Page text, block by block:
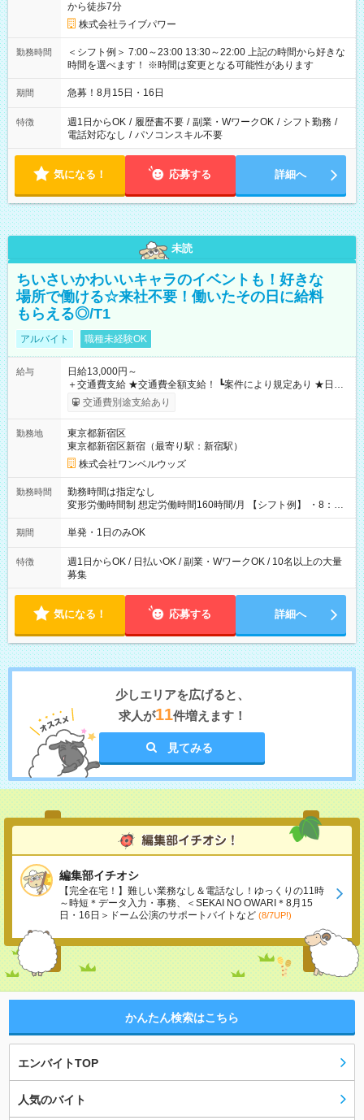
から徒歩7分
株式会社ライブパワー
勤務時間
＜シフト例＞ 7:00～23:00 13:30～22:00 上記の時間から好きな
時間を選べます！ ※時間は変更となる可能性があります
期間 急募！8月15日・16日
特徴 週1日からOK / 履歴書不要 / 副業・WワークOK / シフト勤務 /
電話対応なし / パソコンスキル不要
気になる！ 応募する 詳細へ
未読
ちいさいかわいいキャラのイベントも！好きな
場所で働ける☆来社不要！働いたその日に給料
もらえる◎/T1
アルバイト 職種未経験OK
給与
日給13,000円～
＋交通費支給 ★交通費全額支給！ ┗案件により規定あり ★日払
いOK！（規定あり） ┗働いたその日に現金GET♪ お仕事後はコ
ンビニATMから 日払い分を引き落とせます！ 【試用期間】試
交通費別途支給あり
勤務地
東京都新宿区
東京都新宿区新宿（最寄り駅：新宿駅）
株式会社ワンベルウッズ
勤務時間
勤務時間は指定なし
変形労働時間制 想定労働時間160時間/月 【シフト例】 ・8：00
～21：00
期間 単発・1日のみOK
特徴
週1日からOK / 日払いOK / 副業・WワークOK / 10名以上の大量
募集
気になる！ 応募する 詳細へ
少しエリアを広げると、
求人が11件増えます！
見てみる
編集部イチオシ
【完全在宅！】難しい業務なし＆電話なし！ゆっくりの11時
～時短＊データ入力・事務、＜SEKAI NO OWARI＊8月15
日・16日＞ドーム公演のサポートバイトなど (8/7UP!)
かんたん検索はこちら
エンバイトTOP
人気のバイト